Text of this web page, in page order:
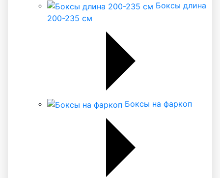
Боксы длина
200-235 см
Боксы на фаркоп